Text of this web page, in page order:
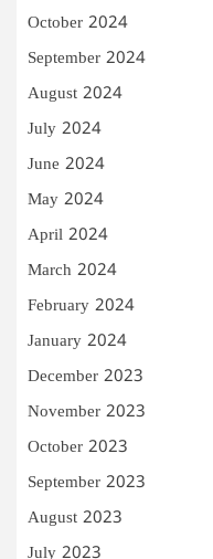
October 2024
September 2024
August 2024
July 2024
June 2024
May 2024
April 2024
March 2024
February 2024
January 2024
December 2023
November 2023
October 2023
September 2023
August 2023
July 2023